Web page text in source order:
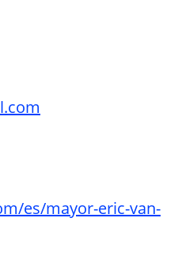
es/mayor-eric-van-